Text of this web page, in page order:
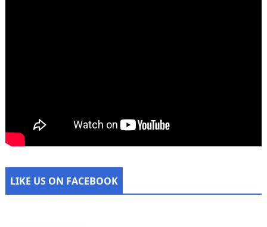
LIKE US ON FACEBOOK